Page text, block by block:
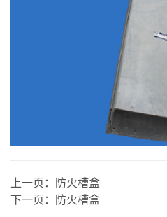
上一页：
防火槽盒
下一页：
防火槽盒